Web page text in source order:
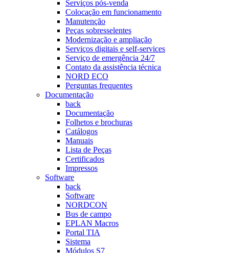
Serviços pós-venda
Colocação em funcionamento
Manutenção
Peças sobresselentes
Modernização e ampliação
Serviços digitais e self-services
Serviço de emergência 24/7
Contato da assistência técnica
NORD ECO
Perguntas frequentes
Documentação
back
Documentação
Folhetos e brochuras
Catálogos
Manuais
Lista de Peças
Certificados
Impressos
Software
back
Software
NORDCON
Bus de campo
EPLAN Macros
Portal TIA
Sistema
Módulos S7